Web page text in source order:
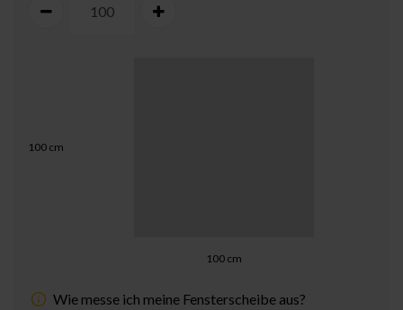
100 cm
100 cm
Wie messe ich meine Fensterscheibe aus?